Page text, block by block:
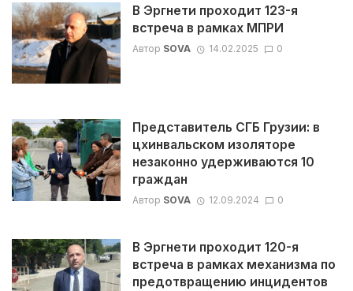
В Эргнети проходит 123-я
встреча в рамках МПРИ
Автор SOVA 14.02.2025 0
Представитель СГБ Грузии: в
цхинвальском изоляторе
незаконно удерживаются 10
граждан
Автор SOVA 12.09.2024 0
В Эргнети проходит 120-я
встреча в рамках механизма по
предотвращению инцидентов